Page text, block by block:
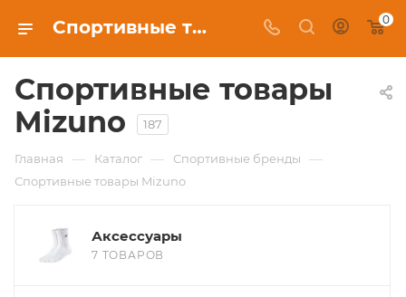
Спортивные товары Mizuno в Москве, купить в интернет-магазине c бесплатной доставкой 0
Спортивные товары
Mizuno
187
Главная — Каталог — Спортивные бренды —
Спортивные товары Mizuno
Аксессуары
7 ТОВАРОВ